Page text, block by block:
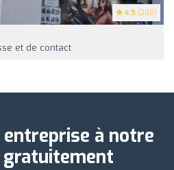
4.9 (200)
et de contact
à notre
gratuitement